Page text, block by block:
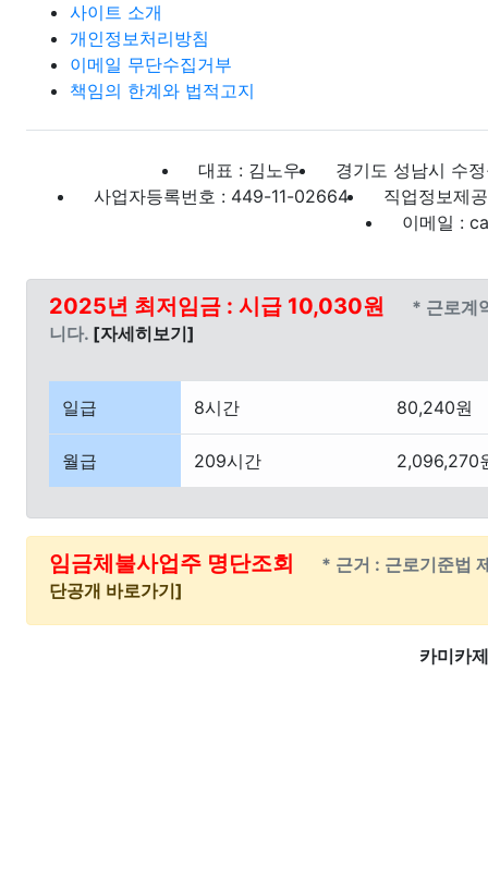
사이트 소개
개인정보처리방침
이메일 무단수집거부
책임의 한계와 법적고지
대표 : 김노우
경기도 성남시 수
사업자등록번호 : 449-11-02664
직업정보제
이메일 :
2025년 최저임금 : 시급 10,030원
* 근로계
니다. [자세히보기]
일급 8시간 80,240원
월급 209시간 2,096,270
임금체불사업주 명단조회
* 근거 : 근로기준법
단공개 바로가기]
카미카